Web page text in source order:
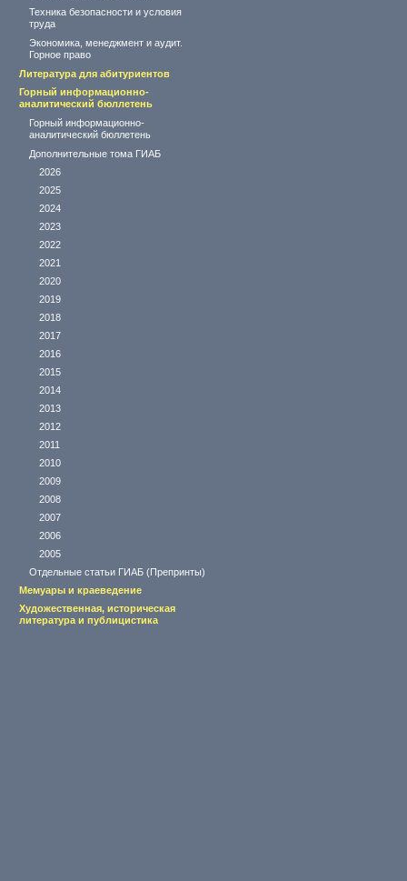
Техника безопасности и условия
труда
Экономика, менеджмент и аудит.
Горное право
Литература для абитуриентов
Горный информационно-
аналитический бюллетень
Горный информационно-
аналитический бюллетень
Дополнительные тома ГИАБ
2026
2025
2024
2023
2022
2021
2020
2019
2018
2017
2016
2015
2014
2013
2012
2011
2010
2009
2008
2007
2006
2005
Отдельные статьи ГИАБ (Препринты)
Мемуары и краеведение
Художественная, историческая
литература и публицистика